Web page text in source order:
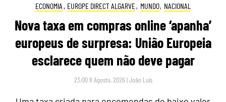
ECONOMIA , EUROPE DIRECT ALGARVE, MUNDO, NACIONAL
Nova taxa em compras online ‘apanha’
europeus de surpresa: União Europeia
esclarece quem não deve pagar
23:00 8 Agosto, 2026 |João Luís